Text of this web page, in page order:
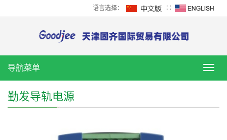
语言选择： ∷
导
导航菜单
勤发导轨电源